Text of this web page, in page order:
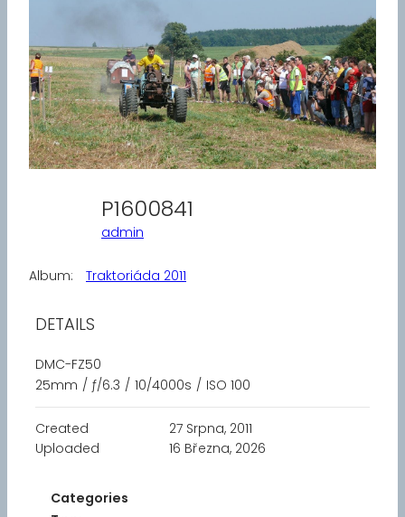
P1600841
admin
Album: Traktoriáda 2011
DETAILS
DMC-FZ50
25mm / ƒ/6.3 / 10/4000s / ISO 100
Created
27 Srpna, 2011
Uploaded
16 Března, 2026
Categories